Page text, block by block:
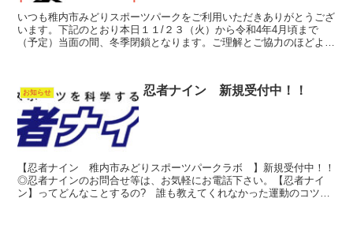
いつも稚内市みどりスポーツパークをご利用いただきありがとうござ
います。下記のとおり本日１１/２３（火）から令和4年4月頃まで
（予定）当面の間、冬季閉鎖となります。ご理解とご協力のほどよろ
お知らせ 忍者ナイン 新規受付中！！
【忍者ナイン 稚内市みどりスポーツパークラボ 】新規受付中！！
◎忍者ナインのお問合せ等は、お気軽にお電話下さい。【忍者ナイ
ン】ってどんなことするの? 誰も教えてくれなかった運動のコツを